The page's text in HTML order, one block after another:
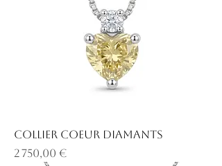
Collier coeur diamants
Prix
2 750,00 €